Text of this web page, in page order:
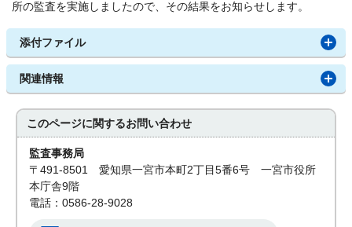
所の監査を実施しましたので、その結果をお知らせします。
添付ファイル
関連情報
このページに関するお問い合わせ
監査事務局
〒491-8501 愛知県一宮市本町2丁目5番6号 一宮市役所
本庁舎9階
電話：0586-28-9028